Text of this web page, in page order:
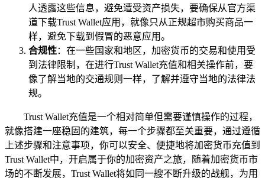
人透露这些信息，避免遭受资产损失，要确保从官方渠
道下载Trust Wallet应用，就像只从正规超市购买商品一
样，避免下载到假冒的恶意应用。
合规性：在一些国家和地区，加密货币的交易和使用受
到法律限制，在进行Trust Wallet充值和相关操作前，要
像了解当地的交通规则一样，了解并遵守当地的法律法
规。
Trust Wallet充值是一个相对简单但需要谨慎操作的过程，
就像搭建一座稳固的建筑，每一个步骤都至关重要，通过遵循
上述步骤和注意事项，你可以安全、便捷地将加密货币充值到
Trust Wallet中，开启属于你的加密资产之旅，随着加密货币市
场的不断发展，Trust Wallet将如同一艘不断升级的战舰，为用